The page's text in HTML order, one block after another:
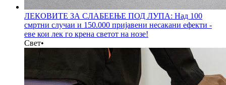
ЛЕКОВИТЕ ЗА СЛАБЕЕЊЕ ПОД ЛУПА: Над 100
смртни случаи и 150.000 пријавени несакани ефекти -
еве кои лек го крена светот на нозе!
Свет•